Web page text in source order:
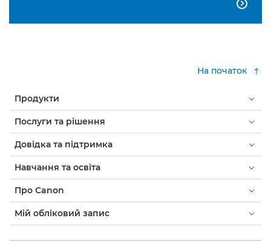

На початок
Продукти
Послуги та рішення
Довідка та підтримка
Навчання та освіта
Про Canon
Мій обліковий запис